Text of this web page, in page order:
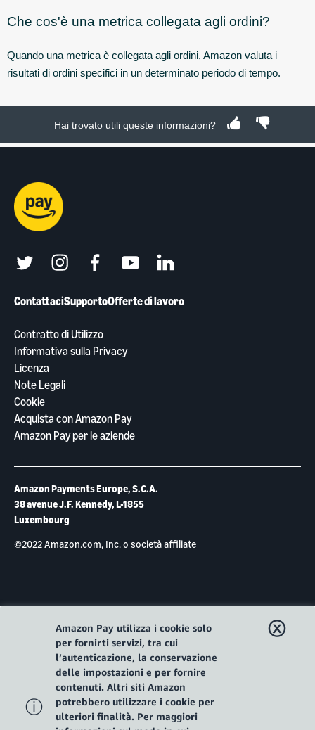
Che cos'è una metrica collegata agli ordini?
Quando una metrica è collegata agli ordini, Amazon valuta i
risultati di ordini specifici in un determinato periodo di tempo.
Hai trovato utili queste informazioni?
ContattaciSupportoOfferte di lavoro
Contratto di Utilizzo
Informativa sulla Privacy
Licenza
Note Legali
Cookie
Acquista con Amazon Pay
Amazon Pay per le aziende
twitter instagramfacebookyoutubelinkedin
Amazon Payments Europe, S.C.A.
38 avenue J.F. Kennedy, L-1855
Luxembourg
©2022 Amazon.com, Inc. o società affiliate
ⓘ
Amazon Pay utilizza i cookie solo
per fornirti servizi, tra cui
l’autenticazione, la conservazione
delle impostazioni e per fornire
contenuti. Altri siti Amazon
potrebbero utilizzare i cookie per
ulteriori finalità. Per maggiori
ⓧ